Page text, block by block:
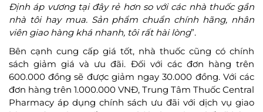
Định áp vương tại đây rẻ hơn so với các nhà thuốc gần
nhà tôi hay mua. Sản phẩm chuẩn chính hãng, nhân
viên giao hàng khá nhanh, tôi rất hài lòng”.
Bên cạnh cung cấp giá tốt, nhà thuốc cũng có chính
sách giảm giá và ưu đãi. Đối với các đơn hàng trên
600.000 đồng sẽ được giảm ngay 30.000 đồng. Với các
đơn hàng trên 1.000.000 VNĐ, Trung Tâm Thuốc Central
Pharmacy áp dụng chính sách ưu đãi với dịch vụ giao